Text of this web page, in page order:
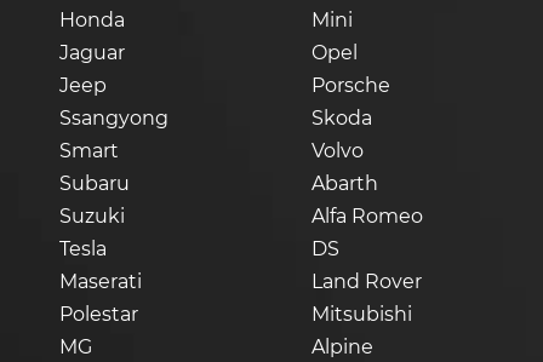
Honda
Jaguar
Jeep
Ssangyong
Smart
Subaru
Suzuki
Tesla
Maserati
Polestar
MG
Mini
Opel
Porsche
Skoda
Volvo
Abarth
Alfa Romeo
DS
Land Rover
Mitsubishi
Alpine